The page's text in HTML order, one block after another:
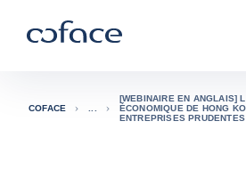
Coface, for Trade - Page d'accueil
Retour à la page d'accueil
COFACE
[WEBINAIRE EN ANGLAIS]
ÉCONOMIQUE DE HONG
ENTREPRISES PRUDENTES